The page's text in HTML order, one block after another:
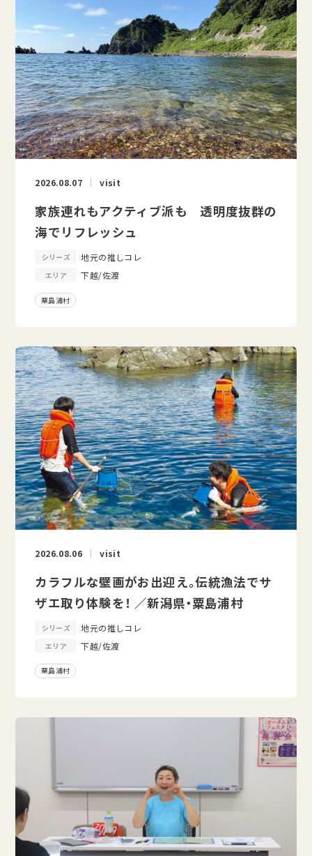
2026.08.07 visit
家族連れもアクティブ派も 透明度抜群の
海でリフレッシュ
シリーズ 地元の推しコレ
エリア 下越/佐渡
粟島浦村
2026.08.06 visit
カラフルな壁画がお出迎え。伝統漁法でサ
ザエ取り体験を！ ／新潟県・粟島浦村
シリーズ 地元の推しコレ
エリア 下越/佐渡
粟島浦村